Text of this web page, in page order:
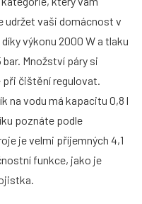
udržet vaši domácnost v
výkonu 2000 W a tlaku
bar. Množství páry si
při čištění regulovat.
na vodu má kapacitu 0,8 l
poznáte podle
je velmi příjemných 4,1
funkce, jako je